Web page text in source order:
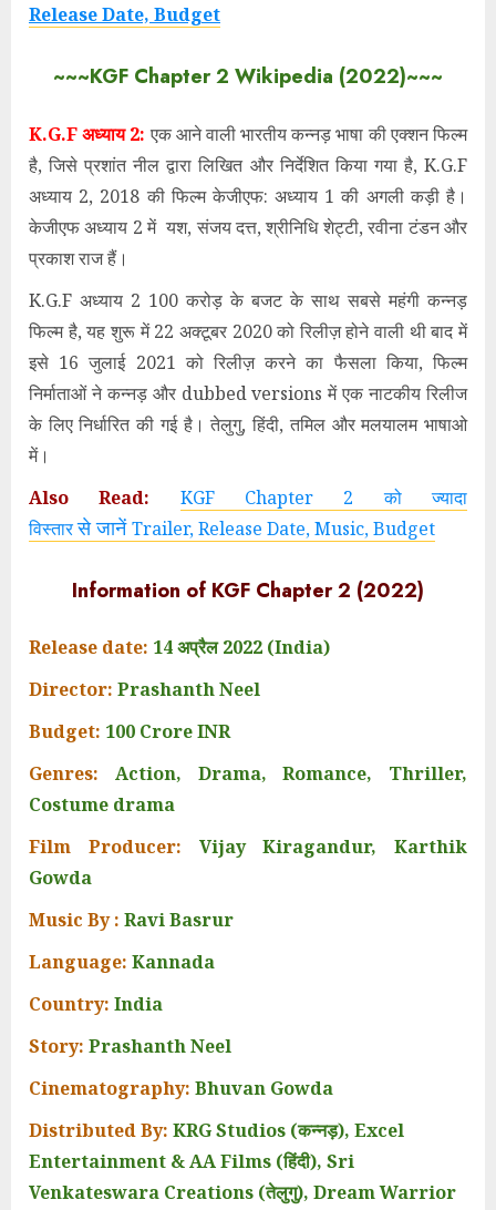
Release Date, Budget
~~~KGF Chapter 2 Wikipedia (2022)~~~
K.G.F अध्याय 2: एक आने वाली भारतीय कन्नड़ भाषा की एक्शन फिल्म
है, जिसे प्रशांत नील द्वारा लिखित और निर्देशित किया गया है, K.G.F
अध्याय 2, 2018 की फिल्म केजीएफ: अध्याय 1 की अगली कड़ी है।
केजीएफ अध्याय 2 में यश, संजय दत्त, श्रीनिधि शेट्टी, रवीना टंडन और
प्रकाश राज हैं।
K.G.F अध्याय 2 100 करोड़ के बजट के साथ सबसे महंगी कन्नड़
फिल्म है, यह शुरू में 22 अक्टूबर 2020 को रिलीज़ होने वाली थी बाद में
इसे 16 जुलाई 2021 को रिलीज़ करने का फैसला किया, फिल्म
निर्माताओं ने कन्नड़ और dubbed versions में एक नाटकीय रिलीज
के लिए निर्धारित की गई है। तेलुगु, हिंदी, तमिल और मलयालम भाषाओ
में।
Also Read:
KGF Chapter 2 को ज्यादा
विस्तारसेजानेंTrailer, Release Date, Music, Budget
Information of KGF Chapter 2 (2022)
Release date: 14 अप्रैल 2022 (India)
Director: Prashanth Neel
Budget: 100 Crore INR
Genres:
Action, Drama, Romance, Thriller,
Costume drama
Film Producer:
Vijay Kiragandur, Karthik
Gowda
Music By : Ravi Basrur
Language: Kannada
Country: India
Story: Prashanth Neel
Cinematography: Bhuvan Gowda
Distributed By: KRG Studios (कन्नड़), Excel
Entertainment & AA Films (हिंदी), Sri
Venkateswara Creations (तेलुगु), Dream Warrior